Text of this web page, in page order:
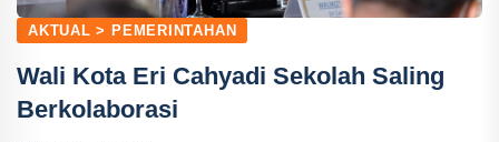
AKTUAL > PEMERINTAHAN
Wali Kota Eri Cahyadi Sekolah Saling
Berkolaborasi